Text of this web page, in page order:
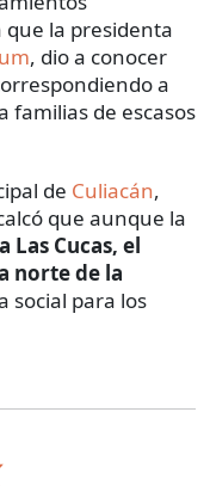
la presidenta
, dio a conocer
a
familias de escasos
de Culiacán,
que aunque la
Las Cucas, el
norte de la
social para los